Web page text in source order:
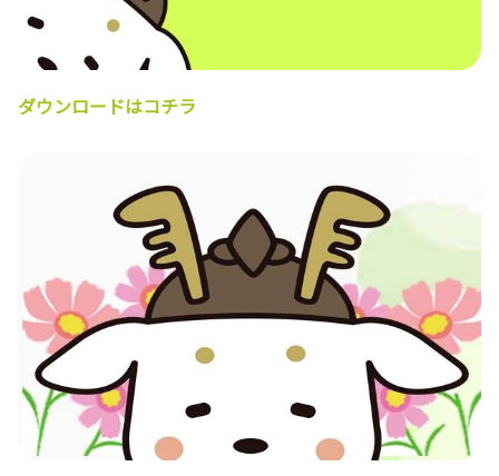
ダウンロードはコチラ